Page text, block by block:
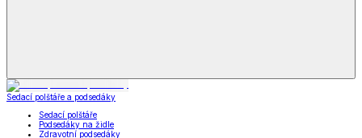
Sedací polštáře a podsedáky
Sedací polštáře
Podsedáky na židle
Zdravotní podsedáky